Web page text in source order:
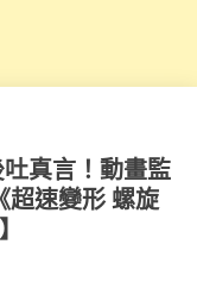
真言！動畫監
速變形 螺旋